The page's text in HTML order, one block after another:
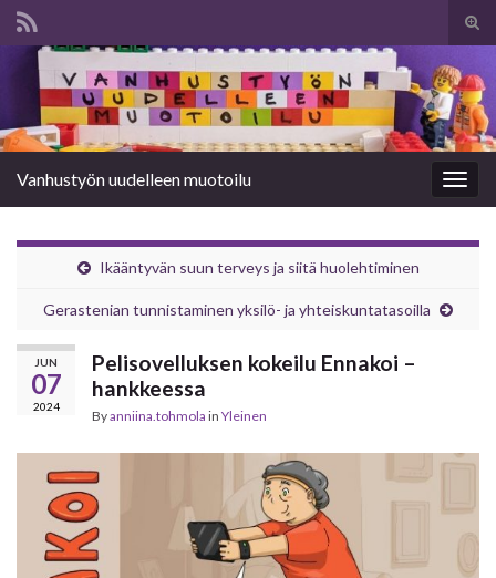
Search for:
Vanhustyön uudelleen muotoilu
Ikääntyvän suun terveys ja siitä huolehtiminen
­Gerastenian tunnistaminen yksilö- ja yhteiskuntatasoilla
JUN
07
2024
Pelisovelluksen kokeilu Ennakoi –
hankkeessa
Byanniina.tohmola in Yleinen